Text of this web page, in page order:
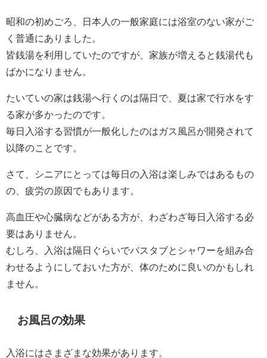
昭和の初めごろ、日本人の一般家庭には浴室のない家がご
く普通にありました。
皆銭湯を利用していたのですが、家族が増えると銭湯代も
ばかになりません。
たいていの家は銭湯へ行くのは隔日で、夏は家で行水をす
る家が多かったのです。
毎日入浴する習慣が一般化したのはガス風呂が開発されて
以降のことです。
さて、シニアにとっては毎日の入浴は楽しみではあるもの
の、疲労の原因でもあります。
高血圧や心臓病などがある方が、わざわざ毎日入浴する必
要はありません。
むしろ、入浴は隔日ぐらいでバスタブとシャワーを組み合
わせるようにしておいた方が、体のために良いのかもしれ
ません。
お風呂の効果
入浴にはさまざまな効果があります。